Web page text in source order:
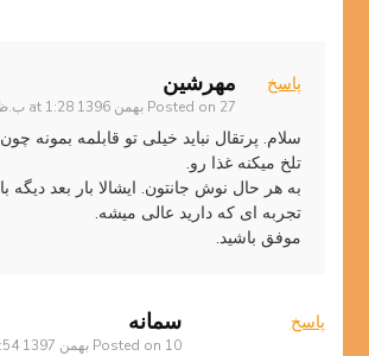
مهرشین
Posted on 27 بهمن 1396 at 1:28 ب.ظ
پاسخ
سلام. پرتقال نباید خیلی تو قابلمه بمونه چون
تلخ میکنه غذا رو.
به هر حال نوش جانتون. ایشالا بار بعد دیگه با
تجربه ای که دارید عالی میشه.
موفق باشید.
سمانه
Posted on 10 بهمن 1397 at 3:54 ب.ظ
پاسخ